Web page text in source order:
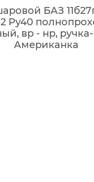
БАЗ
Ру40
вр - нр,
Американка